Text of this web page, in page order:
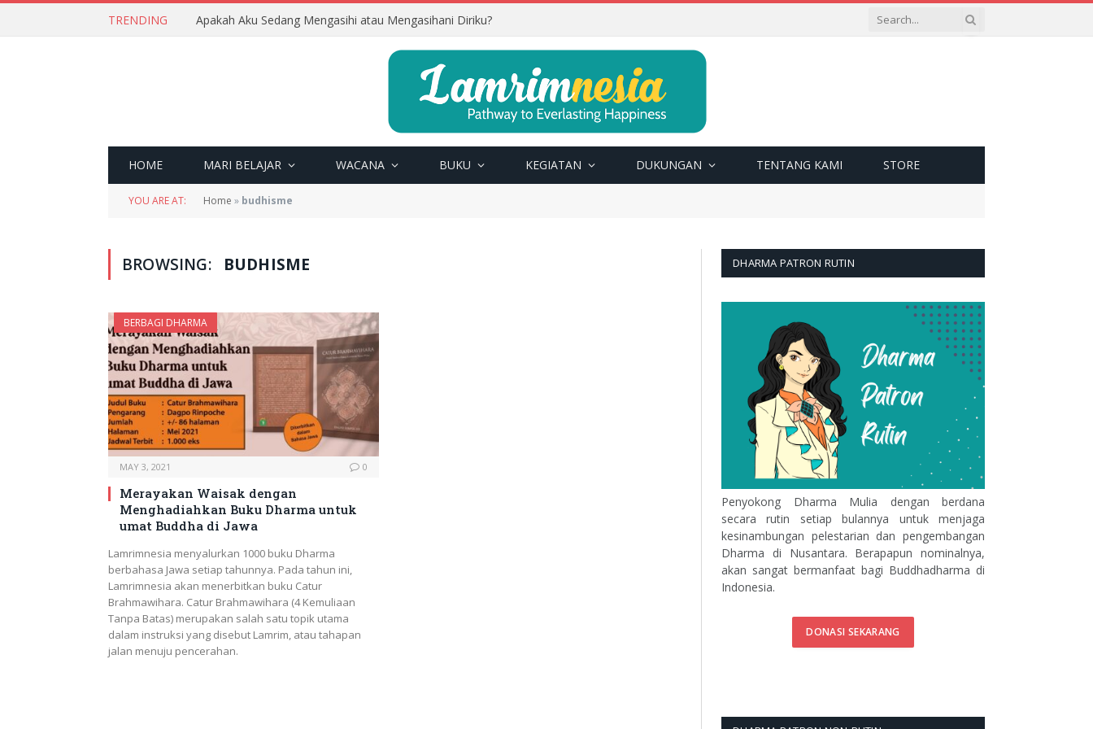
TRENDING Apakah Aku Sedang Mengasihi atau Mengasihani Diriku?
HOME MARI BELAJAR WACANA BUKU KEGIATAN DUKUNGAN TENTANG KAMI STORE
YOU ARE AT: Home » budhisme
BROWSING: BUDHISME
BERBAGI DHARMA
MAY 3, 2021 0
Merayakan Waisak dengan
Menghadiahkan Buku Dharma untuk
umat Buddha di Jawa
Lamrimnesia menyalurkan 1000 buku Dharma
berbahasa Jawa setiap tahunnya. Pada tahun ini,
Lamrimnesia akan menerbitkan buku Catur
Brahmawihara. Catur Brahmawihara (4 Kemuliaan
Tanpa Batas) merupakan salah satu topik utama
dalam instruksi yang disebut Lamrim, atau tahapan
jalan menuju pencerahan.
DHARMA PATRON RUTIN
Penyokong Dharma Mulia dengan berdana
secara rutin setiap bulannya untuk menjaga
kesinambungan pelestarian dan pengembangan
Dharma di Nusantara. Berapapun nominalnya,
akan sangat bermanfaat bagi Buddhadharma di
Indonesia.
DONASI SEKARANG